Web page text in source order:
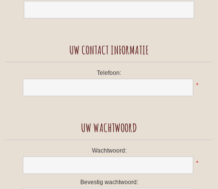
UW CONTACT INFORMATIE
Telefoon:
*
UW WACHTWOORD
Wachtwoord:
*
Bevestig wachtwoord: